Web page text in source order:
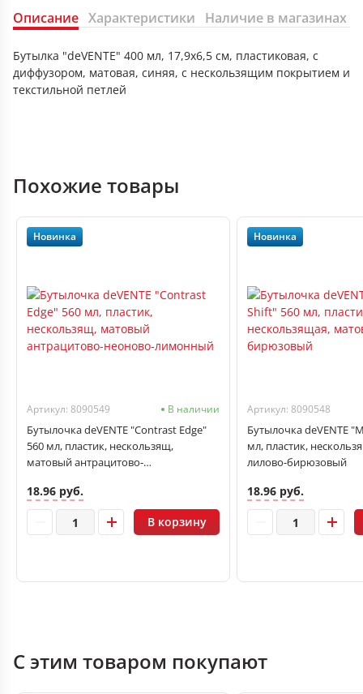
Описание Характеристики Наличие в магазинах
Бутылка "deVENTE" 400 мл, 17,9x6,5 см, пластиковая, с
диффузором, матовая, синяя, с нескользящим покрытием и
текстильной петлей
Похожие товары
Новинка
Артикул: 8090549 В наличии
Бутылочка deVENTE "Contrast Edge"
560 мл, пластик, нескользящ,
матовый антрацитово-
18.96 руб.
В корзину
Новинка
Артикул: 8090548
Бутылочка deVENTE
мл, пластик,
лилово-бирюзовый
18.96 руб.
С этим товаром покупают